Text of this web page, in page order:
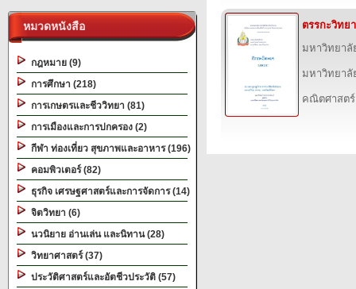
หมวดหนังสือ
กฎหมาย (9)
การศึกษา (218)
การเกษตรและชีววิทยา (81)
การเมืองและการปกครอง (2)
กีฬา ท่องเที่ยว สุขภาพและอาหาร (196)
คอมพิวเตอร์ (82)
ธุรกิจ เศรษฐศาสตร์และการจัดการ (14)
จิตวิทยา (6)
นวนิยาย อ่านเล่น และนิทาน (28)
วิทยาศาสตร์ (37)
ประวัติศาสตร์และอัตชีวประวัติ (57)
ตรรกะวิทย
มหาวิทยาลั
มหาวิทยาลั
คณิตศาสตร์